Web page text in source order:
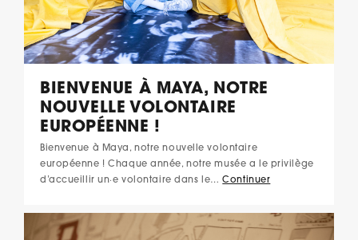
BIENVENUE À MAYA, NOTRE
NOUVELLE VOLONTAIRE
EUROPÉENNE !
Bienvenue à Maya, notre nouvelle volontaire
européenne ! Chaque année, notre musée a le privilège
d’accueillir un·e volontaire dans le… Continuer